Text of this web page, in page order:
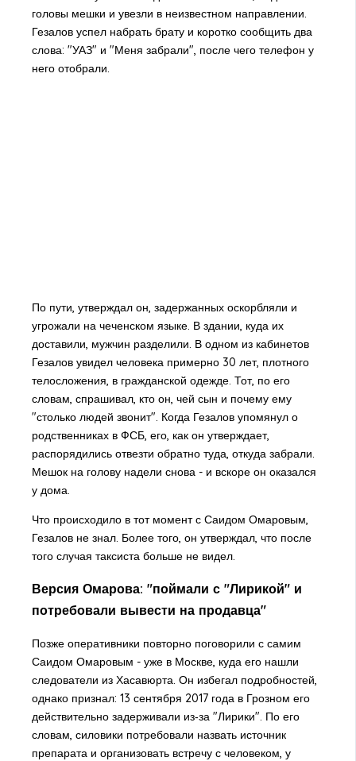
головы мешки и увезли в неизвестном направлении.
Гезалов успел набрать брату и коротко сообщить два
слова: "УАЗ" и "Меня забрали", после чего телефон у
него отобрали.
По пути, утверждал он, задержанных оскорбляли и
угрожали на чеченском языке. В здании, куда их
доставили, мужчин разделили. В одном из кабинетов
Гезалов увидел человека примерно 30 лет, плотного
телосложения, в гражданской одежде. Тот, по его
словам, спрашивал, кто он, чей сын и почему ему
"столько людей звонит". Когда Гезалов упомянул о
родственниках в ФСБ, его, как он утверждает,
распорядились отвезти обратно туда, откуда забрали.
Мешок на голову надели снова - и вскоре он оказался
у дома.
Что происходило в тот момент с Саидом Омаровым,
Гезалов не знал. Более того, он утверждал, что после
того случая таксиста больше не видел.
Версия Омарова: "поймали с "Лирикой" и
потребовали вывести на продавца"
Позже оперативники повторно поговорили с самим
Саидом Омаровым - уже в Москве, куда его нашли
следователи из Хасавюрта. Он избегал подробностей,
однако признал: 13 сентября 2017 года в Грозном его
действительно задерживали из‑за "Лирики". По его
словам, силовики потребовали назвать источник
препарата и организовать встречу с человеком, у